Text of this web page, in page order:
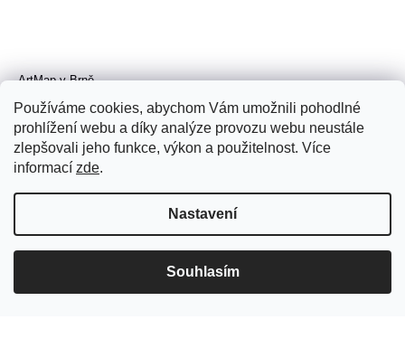
Používáme cookies, abychom Vám umožnili pohodlné
prohlížení webu a díky analýze provozu webu neustále
zlepšovali jeho funkce, výkon a použitelnost. Více
informací zde.
Nastavení
Souhlasím
ArtMap v Brně
Radnická 4, Brno
úterý–pátek 11–19 h
sobota 14–19 h
+420 702 152 298